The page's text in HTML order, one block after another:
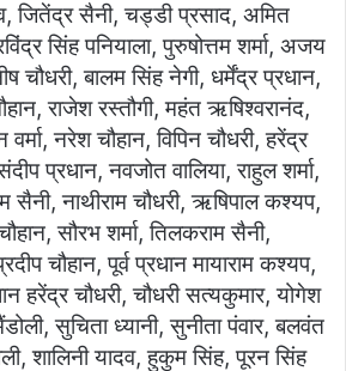
जितेंद्र सैनी, चड्डी प्रसाद, अमित
सिंह पनियाला, पुरुषोत्तम शर्मा, अजय
चौधरी, बालम सिंह नेगी, धर्मेंद्र प्रधान,
राजेश रस्तौगी, महंत ऋषिश्वरानंद,
नरेश चौहान, विपिन चौधरी, हरेंद्र
प्रधान, नवजोत वालिया, राहुल शर्मा,
सैनी, नाथीराम चौधरी, ऋषिपाल कश्यप,
सौरभ शर्मा, तिलकराम सैनी,
चौहान, पूर्व प्रधान मायाराम कश्यप,
हरेंद्र चौधरी, चौधरी सत्यकुमार, योगेश
सुचिता ध्यानी, सुनीता पंवार, बलवंत
शालिनी यादव, हुकुम सिंह, पूरन सिंह